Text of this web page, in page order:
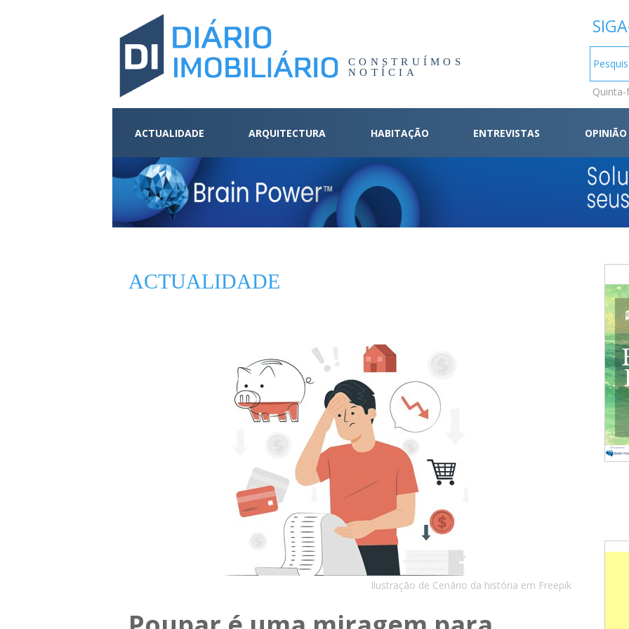
CONSTRUÍMOS
NOTÍCIA
ACTUALIDADE ARQUITECTURA HABITAÇÃO ENTREVISTAS OPINIÃO
ACTUALIDADE
Ilustração de Cenário da história em Freepik